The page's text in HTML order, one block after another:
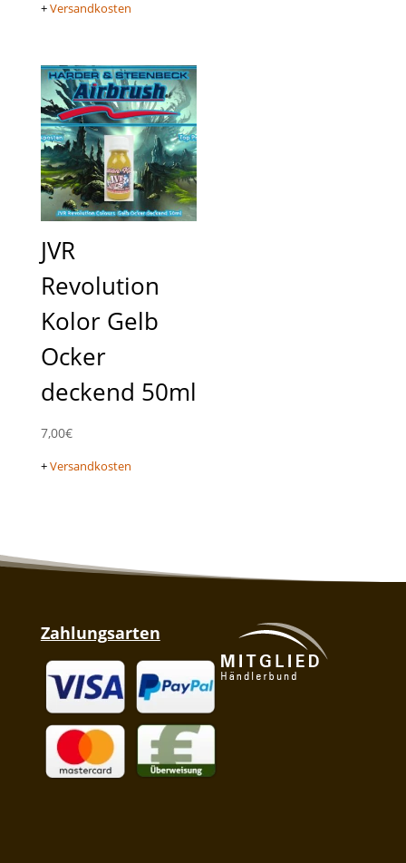
+Versandkosten
JVR
Revolution
Kolor Gelb
Ocker
deckend 50ml
7,00€
+Versandkosten
Zahlungsarten